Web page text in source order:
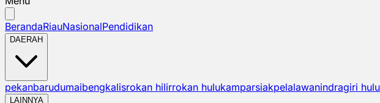
BerandaRiauNasionalPendidikan
DAERAH
pekanbarudumaibengkalisrokan hilirrokan hulukamparsiakpelalawanindragiri hulu
LAINNYA